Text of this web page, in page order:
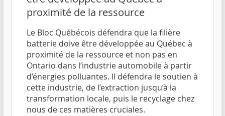
proximité de la ressource
Le Bloc Québécois défendra que la filière
batterie doive être développée au Québec à
proximité de la ressource et non pas en
Ontario dans l’industrie automobile à partir
d’énergies polluantes. Il défendra le soutien à
cette industrie, de l’extraction jusqu’à la
transformation locale, puis le recyclage chez
nous de ces matières cruciales.